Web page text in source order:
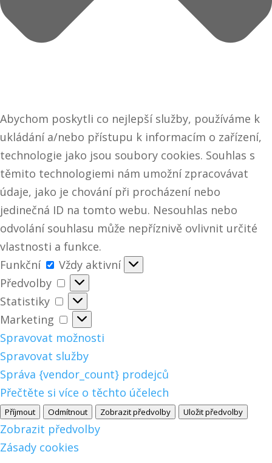
Abychom poskytli co nejlepší služby, používáme k
ukládání a/nebo přístupu k informacím o zařízení,
technologie jako jsou soubory cookies. Souhlas s
těmito technologiemi nám umožní zpracovávat
údaje, jako je chování při procházení nebo
jedinečná ID na tomto webu. Nesouhlas nebo
odvolání souhlasu může nepříznivě ovlivnit určité
vlastnosti a funkce.
Funkční
Funkční
Vždy aktivní
Předvolby
Předvolby
Statistiky
Statistiky
Marketing
Marketing
Spravovat možnosti
Spravovat služby
Správa {vendor_count} prodejců
Přečtěte si více o těchto účelech
Příjmout Odmítnout Zobrazit předvolby Uložit předvolby
Zobrazit předvolby
Zásady cookies